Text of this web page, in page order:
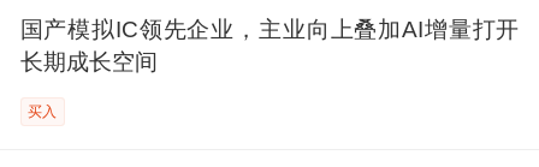
国产模拟IC领先企业，主业向上叠加AI增量打开
长期成长空间
买入